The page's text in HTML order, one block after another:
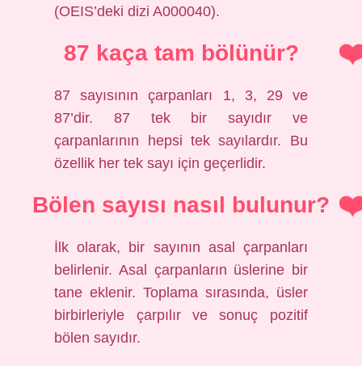
(OEIS’deki dizi A000040).
87 kaça tam bölünür?
87 sayısının çarpanları 1, 3, 29 ve
87’dir. 87 tek bir sayıdır ve
çarpanlarının hepsi tek sayılardır. Bu
özellik her tek sayı için geçerlidir.
Bölen sayısı nasıl bulunur?
İlk olarak, bir sayının asal çarpanları
belirlenir. Asal çarpanların üslerine bir
tane eklenir. Toplama sırasında, üsler
birbirleriyle çarpılır ve sonuç pozitif
bölen sayıdır.